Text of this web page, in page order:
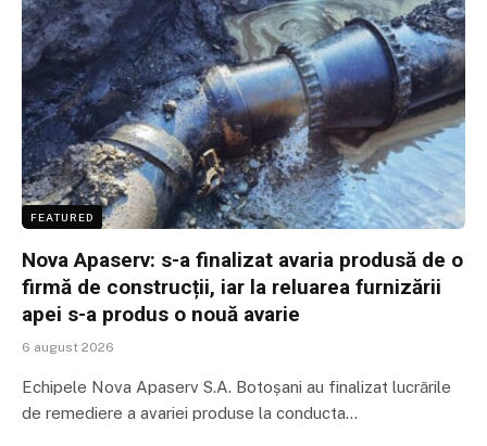
FEATURED
Nova Apaserv: s-a finalizat avaria produsă de o
firmă de construcții, iar la reluarea furnizării
apei s-a produs o nouă avarie
6 august 2026
Echipele Nova Apaserv S.A. Botoșani au finalizat lucrările
de remediere a avariei produse la conducta…